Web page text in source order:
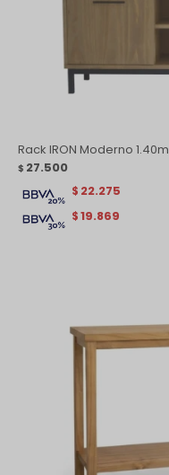
Rack IRON Moderno 1.40m
$ 27.500
$19.869
$ 22.275